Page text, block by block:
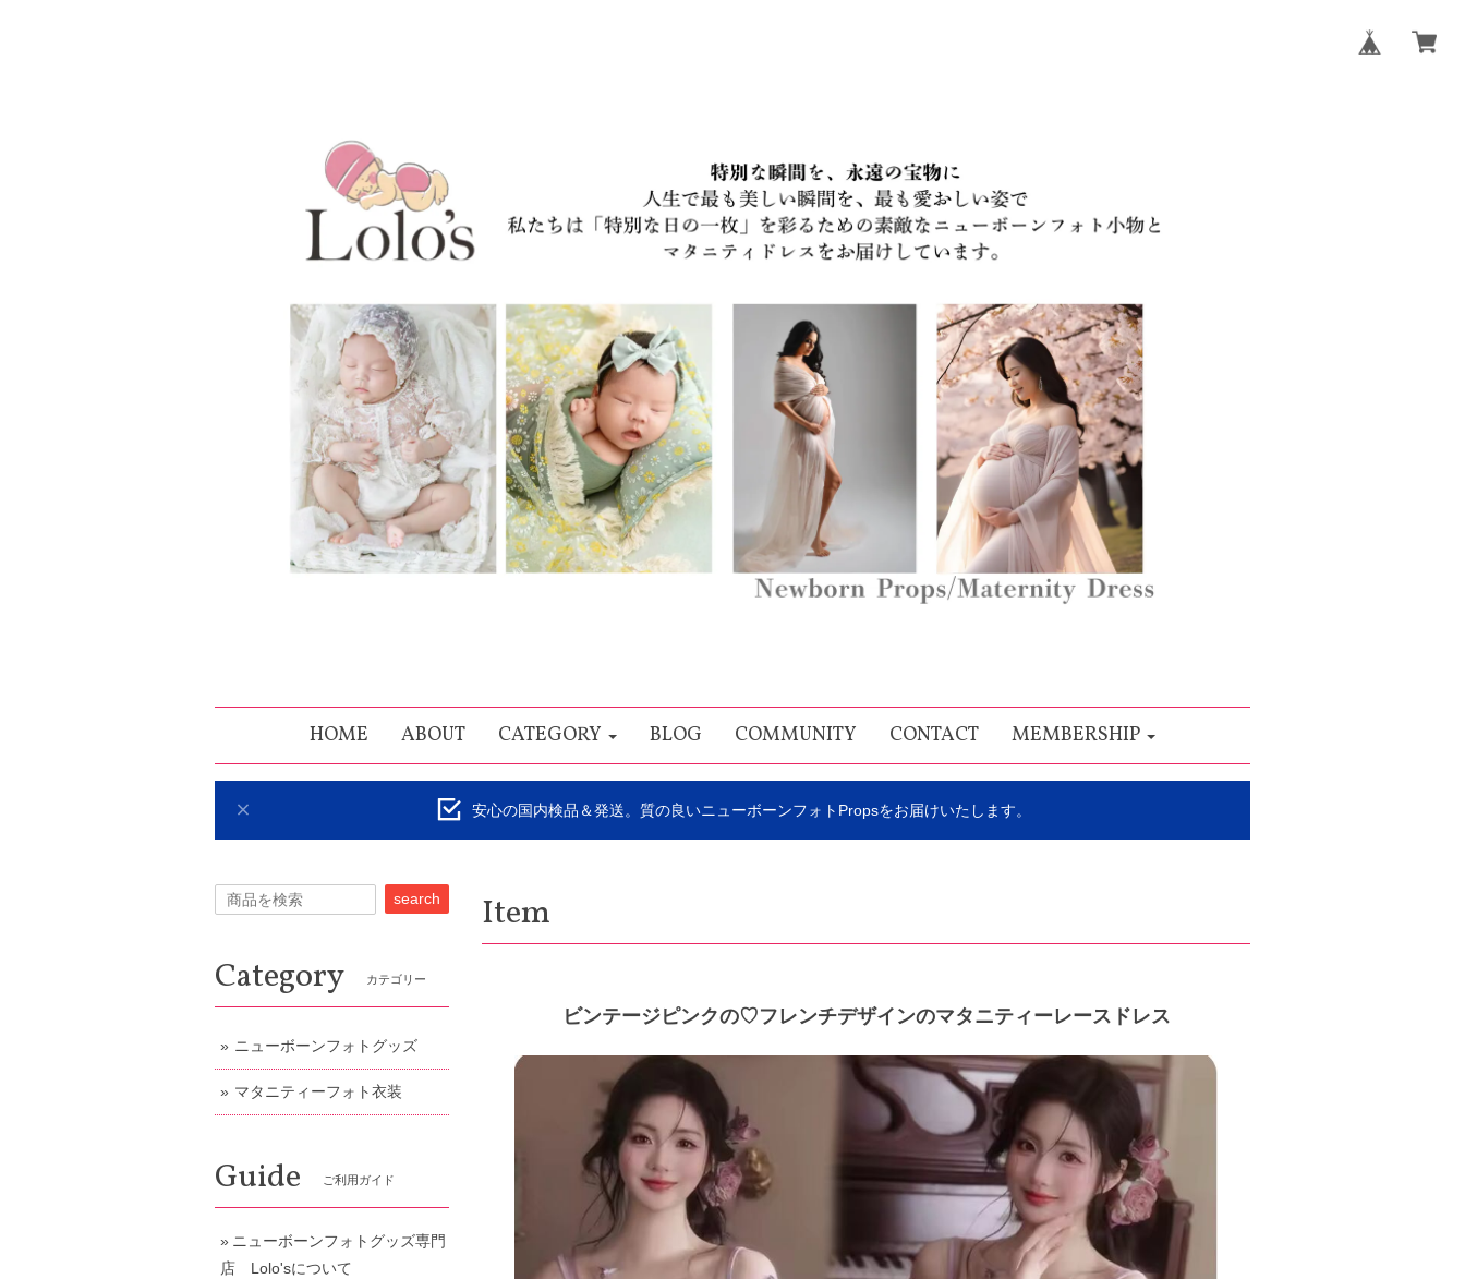
HOME ABOUT CATEGORY BLOG COMMUNITY CONTACT MEMBERSHIP
安心の国内検品＆発送。質の良いニューボーンフォトPropsをお届けいたします。
Item
ビンテージピンクの♡フレンチデザインのマタニティーレースドレス
search
Category カテゴリー
ニューボーンフォトグッズ
マタニティーフォト衣装
Guide ご利用ガイド
ニューボーンフォトグッズ専門
店 Lolo'sについて